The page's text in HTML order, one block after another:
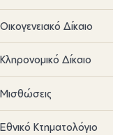
Οικογενειακό Δίκαιο
Κληρονομικό Δίκαιο
Μισθώσεις
Εθνικό Κτηματολόγιο